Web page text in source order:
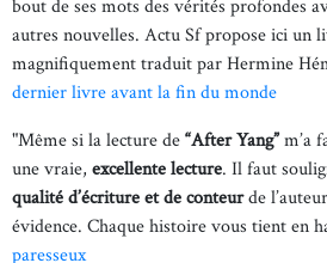
bout de ses mots des vérités profondes
autres nouvelles. Actu Sf propose ici un
magnifiquement traduit par Hermine
dernier livre avant la fin du monde
"Même si la lecture de“After Yang”m’a
une vraie, excellente lecture. Il faut
qualité d’écriture et de conteurde
évidence. Chaque histoire vous tient en
paresseux